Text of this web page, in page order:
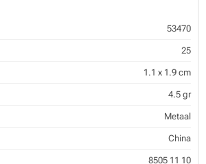
53470
25
1.1 x 1.9 cm
4.5 gr
Metaal
China
8505 11 10